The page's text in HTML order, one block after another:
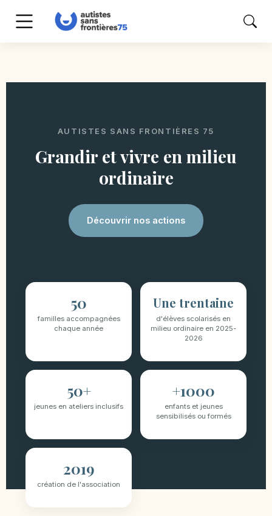
AUTISTES SANS FRONTIÈRES 75
Grandir et vivre en milieu
ordinaire
Découvrir nos actions
50
familles accompagnées
chaque année
Une trentaine
d'élèves scolarisés en
milieu ordinaire en 2025-
2026
50+
jeunes en ateliers inclusifs
+1000
enfants et jeunes
sensibilisés ou formés
2019
création de l'association